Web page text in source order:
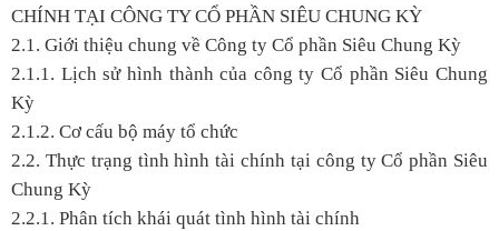
CHÍNH TẠI CÔNG TY CỔ PHẦN SIÊU CHUNG KỲ
2.1. Giới thiệu chung về Công ty Cổ phần Siêu Chung Kỳ
2.1.1. Lịch sử hình thành của công ty Cổ phần Siêu Chung
Kỳ
2.1.2. Cơ cấu bộ máy tổ chức
2.2. Thực trạng tình hình tài chính tại công ty Cổ phần Siêu
Chung Kỳ
2.2.1. Phân tích khái quát tình hình tài chính